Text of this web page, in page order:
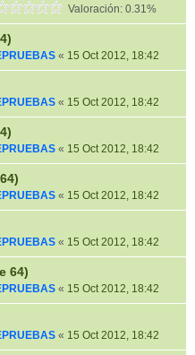
Valoración: 0.31%
« 15 Oct 2012, 18:42
« 15 Oct 2012, 18:42
« 15 Oct 2012, 18:42
« 15 Oct 2012, 18:42
« 15 Oct 2012, 18:42
64)
« 15 Oct 2012, 18:42
« 15 Oct 2012, 18:42